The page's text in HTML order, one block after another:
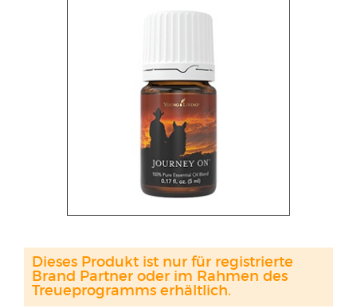
Dieses Produkt ist nur für registrierte
Brand Partner oder im Rahmen des
Treueprogramms erhältlich.